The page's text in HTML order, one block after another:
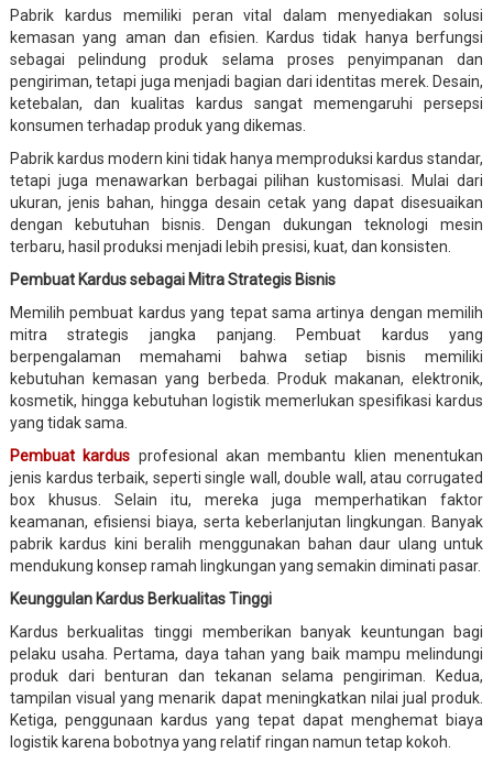
Pabrik kardus memiliki peran vital dalam menyediakan solusi
kemasan yang aman dan efisien. Kardus tidak hanya berfungsi
sebagai pelindung produk selama proses penyimpanan dan
pengiriman, tetapi juga menjadi bagian dari identitas merek. Desain,
ketebalan, dan kualitas kardus sangat memengaruhi persepsi
konsumen terhadap produk yang dikemas.
Pabrik kardus modern kini tidak hanya memproduksi kardus standar,
tetapi juga menawarkan berbagai pilihan kustomisasi. Mulai dari
ukuran, jenis bahan, hingga desain cetak yang dapat disesuaikan
dengan kebutuhan bisnis. Dengan dukungan teknologi mesin
terbaru, hasil produksi menjadi lebih presisi, kuat, dan konsisten.
Pembuat Kardus sebagai Mitra Strategis Bisnis
Memilih pembuat kardus yang tepat sama artinya dengan memilih
mitra strategis jangka panjang. Pembuat kardus yang
berpengalaman memahami bahwa setiap bisnis memiliki
kebutuhan kemasan yang berbeda. Produk makanan, elektronik,
kosmetik, hingga kebutuhan logistik memerlukan spesifikasi kardus
yang tidak sama.
Pembuat kardus profesional akan membantu klien menentukan
jenis kardus terbaik, seperti single wall, double wall, atau corrugated
box khusus. Selain itu, mereka juga memperhatikan faktor
keamanan, efisiensi biaya, serta keberlanjutan lingkungan. Banyak
pabrik kardus kini beralih menggunakan bahan daur ulang untuk
mendukung konsep ramah lingkungan yang semakin diminati pasar.
Keunggulan Kardus Berkualitas Tinggi
Kardus berkualitas tinggi memberikan banyak keuntungan bagi
pelaku usaha. Pertama, daya tahan yang baik mampu melindungi
produk dari benturan dan tekanan selama pengiriman. Kedua,
tampilan visual yang menarik dapat meningkatkan nilai jual produk.
Ketiga, penggunaan kardus yang tepat dapat menghemat biaya
logistik karena bobotnya yang relatif ringan namun tetap kokoh.